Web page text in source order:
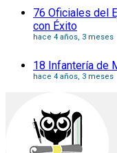
76 Oficiales del
con Éxito
hace 4 años, 3 meses
18 Infantería de
hace 4 años, 3 meses